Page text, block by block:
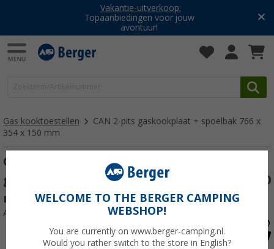
Vakantie-uitverkoop:
Topaanbiedingen voor jouw
avontuur!
Gas kooktoestellen
CAN 2-pits gaskookplaat + spoelbak 766 x
354 x 150 mm
CAN 2-pits gaskookplaat en spoelbak met
glazen afdekplaat uit 1 stuk 766 x 354 x 150
mm
Artikelnr: 211616
WELCOME TO THE BERGER CAMPING
WEBSHOP!
You are currently on www.berger-camping.nl.
Would you rather switch to the store in English?